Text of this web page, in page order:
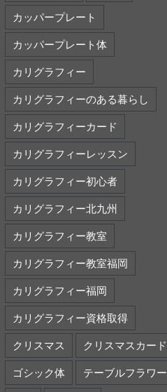
カッパープレート
カッパープレート体
カリグラフィー
カリグラフィーのある暮らし
カリグラフィーカード
カリグラフィーレッスン
カリグラフィー初心者
カリグラフィー北九州
カリグラフィー教室
カリグラフィー教室福岡
カリグラフィー福岡
カリグラフィー資格取得
クリスマス クリスマスカード
ゴシック体 テーブルフラワー